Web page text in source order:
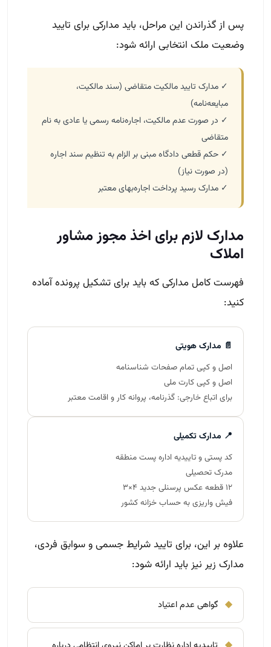
پس از گذراندن این مراحل، باید مدارکی برای تایید
وضعیت ملک انتخابی ارائه شود:
✓ مدارک تایید مالکیت متقاضی (سند مالکیت،
مبایعه‌نامه)
✓ در صورت عدم مالکیت، اجاره‌نامه رسمی یا عادی به نام
متقاضی
✓ حکم قطعی دادگاه مبنی بر الزام به تنظیم سند اجاره
(در صورت نیاز)
✓ مدارک رسید پرداخت اجاره‌بهای معتبر
مدارک لازم برای اخذ مجوز مشاور
املاک
فهرست کامل مدارکی که باید برای تشکیل پرونده آماده
کنید:
📄 مدارک هویتی
اصل و کپی تمام صفحات شناسنامه
اصل و کپی کارت ملی
برای اتباع خارجی: گذرنامه، پروانه کار و اقامت معتبر
📍 مدارک تکمیلی
کد پستی و تاییدیه اداره پست منطقه
مدرک تحصیلی
۱۲ قطعه عکس پرسنلی جدید ۴×۳
فیش واریزی به حساب خزانه کشور
علاوه بر این، برای تایید شرایط جسمی و سوابق فردی،
مدارک زیر نیز باید ارائه شود:
◆ گواهی عدم اعتیاد